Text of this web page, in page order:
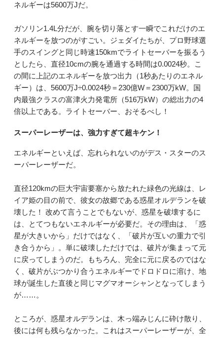
ネルギーは5600万Jだ。
ガソリン1.4L分だが、腕を切り落とす一瞬でこれだけのエ
ネルギーを放つのがすごい。ジェダイたちが、プロ野球選
手のスイングと同じ時速150kmでライトセーバーを振るう
としたら、直径10cmの腕を通過する時間は0.0024秒。こ
の間に上記のエネルギーを放つ出力（1秒あたりのエネル
ギー）は、5600万J÷0.0024秒＝230億W＝2300万kW。国
内最強クラスの富津火力発電所（516万kW）の総出力の4
倍以上である。ライトセーバー、おそるべし！
スーパーレーザーは、強力すぎて超キケン！
エネルギーといえば、忘れられないのがデス・スターのス
ーパーレーザーだ。
直径120kmの巨大宇宙要塞から放たれた緑色の光線は、レ
イア姫の目の前で、彼女の故郷である惑星オルデランを破
壊した！ 改めて言うことでもないが、惑星を破壊するに
は、とてつもないエネルギーが必要だ。その理由は、「惑
星が大きいから」だけではなく、「破片が互いの重力で引
き合うから」。単に破壊しただけでは、破片が集まって元
に戻ってしまうのだ。もちろん、完全に元に戻るのではな
く、破片がぶつかり合うエネルギーでドロドロに溶け、地
球が誕生した直後と同じマグマオーシャンとなってしまう
が……。
ところが、惑星オルデランは、木っ端みじんに砕け散り、
後には何も残らなかった。これはスーパーレーザーが、全